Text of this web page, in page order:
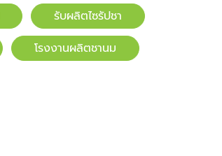
รับผลิตไซรัปชา
โรงงานผลิตชานม